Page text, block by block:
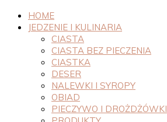
HOME
JEDZENIE I KULINARIA
CIASTA
CIASTA BEZ PIECZENIA
CIASTKA
DESER
NALEWKI I SYROPY
OBIAD
PIECZYWO I DROŻDŻÓWKI